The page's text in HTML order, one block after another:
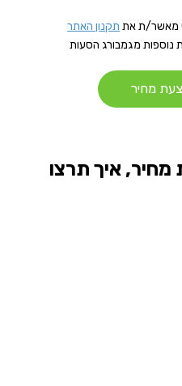
מאשר/ת את תקנון האתר
נוספות מגמבורג הסעות
מחיר
איך תרצו